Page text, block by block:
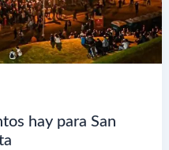
hay para San